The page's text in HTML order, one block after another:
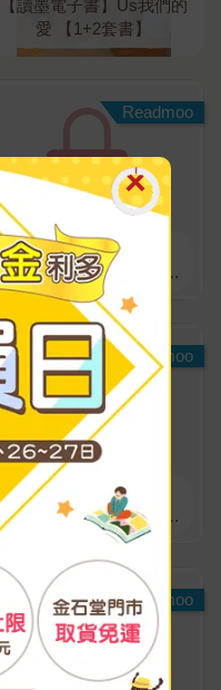
【讀墨電子書】Us我們的
愛 【1+2套書】
Readmoo
【讀墨電子書】What
Does the Fox Say?狐狸
說了什麼?(2)
Readmoo
【讀墨電子書】What
Does the Fox Say?狐狸
說了什麼?(4)
Readmoo